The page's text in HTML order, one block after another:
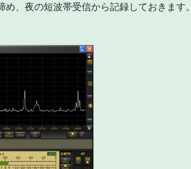
、夜の短波帯受信から記録しておきます。